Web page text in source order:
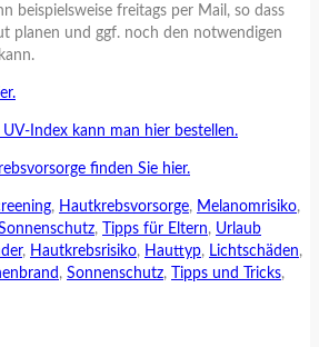
beispielsweise freitags per Mail, so dass
planen und ggf. noch den notwendigen
Index kann man hier bestellen.
finden Sie hier.
, Hautkrebsvorsorge, Melanomrisiko,
, Tipps für Eltern, Urlaub
, Hautkrebsrisiko, Hauttyp, Lichtschäden,
, Sonnenschutz, Tipps und Tricks,